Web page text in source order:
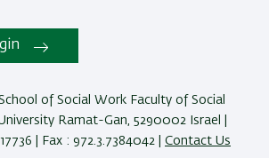
of Social Work Faculty of Social
Ramat-Gan, 5290002 Israel |
| Fax : 972.3.7384042 |
Contact Us